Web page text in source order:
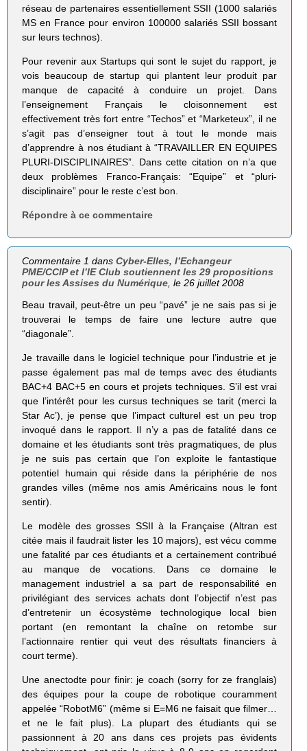
réseau de partenaires essentiellement SSII (1000 salariés
MS en France pour environ 100000 salariés SSII bossant
sur leurs technos).
Pour revenir aux Startups qui sont le sujet du rapport, je
vois beaucoup de startup qui plantent leur produit par
manque de capacité à conduire un projet. Dans
l’enseignement Français le cloisonnement est
effectivement très fort entre “Techos” et “Marketeux”, il ne
s’agit pas d’enseigner tout à tout le monde mais
d’apprendre à nos étudiant à “TRAVAILLER EN EQUIPES
PLURI-DISCIPLINAIRES”. Dans cette citation on n’a que
deux problèmes Franco-Français: “Equipe” et “pluri-
disciplinaire” pour le reste c’est bon.
Répondre à ce commentaire
Commentaire 1 dansCyber-Elles, l’Echangeur
PME/CCIP et l’IE Club soutiennent les 29 propositions
pour les Assises du Numérique , le 26 juillet 2008
Beau travail, peut-être un peu “pavé” je ne sais pas si je
trouverai le temps de faire une lecture autre que
“diagonale”.
Je travaille dans le logiciel technique pour l’industrie et je
passe également pas mal de temps avec des étudiants
BAC+4 BAC+5 en cours et projets techniques. S’il est vrai
que l’intérêt pour les cursus techniques se tarit (merci la
Star Ac’), je pense que l’impact culturel est un peu trop
invoqué dans le rapport. Il n’y a pas de fatalité dans ce
domaine et les étudiants sont très pragmatiques, de plus
je ne suis pas certain que l’on exploite le fantastique
potentiel humain qui réside dans la périphérie de nos
grandes villes (même nos amis Américains nous le font
sentir).
Le modèle des grosses SSII à la Française (Altran est
citée mais il faudrait lister les 10 majors), est vécu comme
une fatalité par ces étudiants et a certainement contribué
au manque de vocations. Dans ce domaine le
management industriel a sa part de responsabilité en
privilégiant des services achats dont l’objectif n’est pas
d’entretenir un écosystème technologique local bien
portant (en remontant la chaîne on retombe sur
l’actionnaire rentier qui veut des résultats financiers à
court terme).
Une anectodte pour finir: je coach (sorry for ze franglais)
des équipes pour la coupe de robotique couramment
appelée “RobotM6” (même si E=M6 ne faisait que filmer…
et ne le fait plus). La plupart des étudiants qui se
passionnent à 20 ans dans ces projets pas évidents